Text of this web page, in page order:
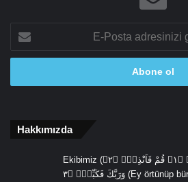
Posta
adresinizi
Hakkımızda
Ekibimiz (يَٓا اَيُّهَا الْمُدَّثِّرُۙ ﴿١﴾ قُمْ فَاَنْذِرْۙ ﴿٢﴾
وَرَبَّكَ فَكَبِّرْۙ ﴿٣ (Ey örtünüp bürünen, Kalk ve